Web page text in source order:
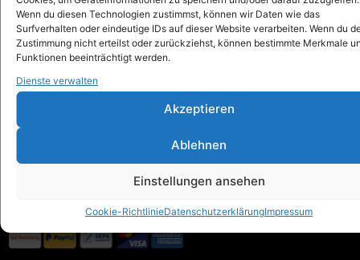
Wenn du diesen Technologien zustimmst, können wir Daten wie das
Surfverhalten oder eindeutige IDs auf dieser Website verarbeiten. Wenn du
Zustimmung nicht erteilst oder zurückziehst, können bestimmte Merkmale
Funktionen beeinträchtigt werden.
Dienste verwalten
Akzeptieren
Ablehnen
Einstellungen ansehen
Cookie-RichtlinieDatenschutzerklärungImpressum
info@xbrick.eu
+49 711 284 977 20
Folge Xbrick®
Shop
Xbrick® Das Original